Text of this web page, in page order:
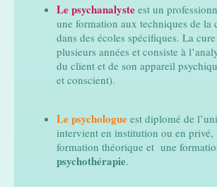
Le psychanalyste est un
une formation aux techniques de la
dans des écoles spécifiques. La
plusieurs années et consiste à
du client et de son appareil
et conscient).
Le psychologue est diplomé de
intervient en institution ou en privé,
formation théorique et une
psychothérapie.